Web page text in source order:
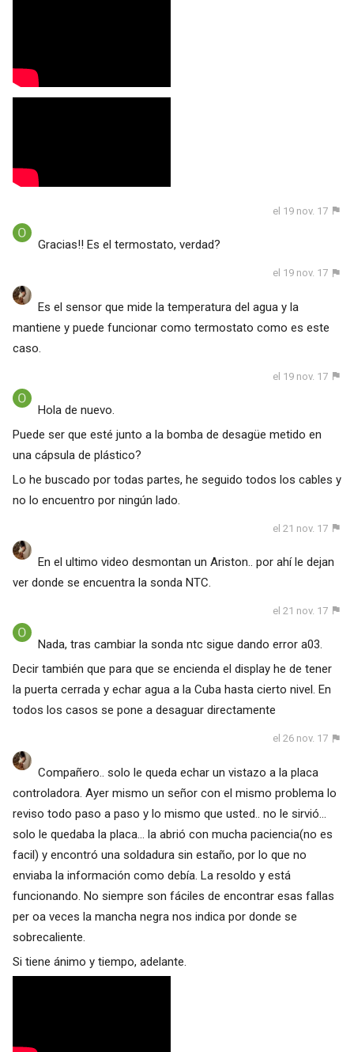
el 19 nov. 17
Gracias!! Es el termostato, verdad?
el 19 nov. 17
Es el sensor que mide la temperatura del agua y la
mantiene y puede funcionar como termostato como es este
caso.
el 19 nov. 17
Hola de nuevo.
Puede ser que esté junto a la bomba de desagüe metido en
una cápsula de plástico?
Lo he buscado por todas partes, he seguido todos los cables y
no lo encuentro por ningún lado.
el 21 nov. 17
En el ultimo video desmontan un Ariston.. por ahí le dejan
ver donde se encuentra la sonda NTC.
el 21 nov. 17
Nada, tras cambiar la sonda ntc sigue dando error a03.
Decir también que para que se encienda el display he de tener
la puerta cerrada y echar agua a la Cuba hasta cierto nivel. En
todos los casos se pone a desaguar directamente
el 26 nov. 17
Compañero.. solo le queda echar un vistazo a la placa
controladora. Ayer mismo un señor con el mismo problema lo
reviso todo paso a paso y lo mismo que usted.. no le sirvió...
solo le quedaba la placa... la abrió con mucha paciencia(no es
facil) y encontró una soldadura sin estaño, por lo que no
enviaba la información como debía. La resoldo y está
funcionando. No siempre son fáciles de encontrar esas fallas
per oa veces la mancha negra nos indica por donde se
sobrecaliente.
Si tiene ánimo y tiempo, adelante.